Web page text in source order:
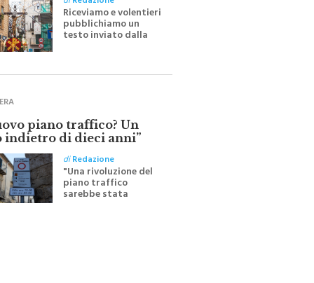
diRedazione
Riceviamo e volentieri
pubblichiamo un
testo inviato dalla
all'indomani della
piano traffico? Un
indietro di dieci anni”
diRedazione
"Una rivoluzione del
piano traffico
sarebbe stata